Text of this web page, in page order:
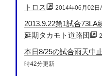
トロス
2014年06月02日
2013.9.22第1試合73LA
延期タカモト道路団
本日8/25の試合雨天中
時42分更新